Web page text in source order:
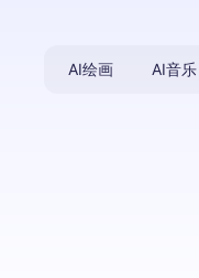
AI绘画 AI音乐